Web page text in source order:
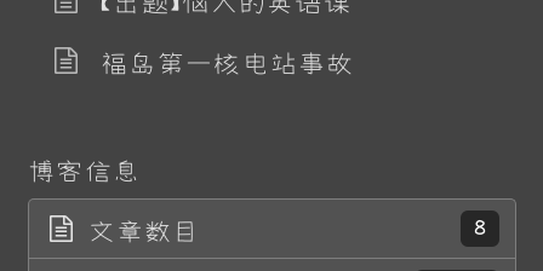
福岛第一核电站事故
博客信息
文章数目
8